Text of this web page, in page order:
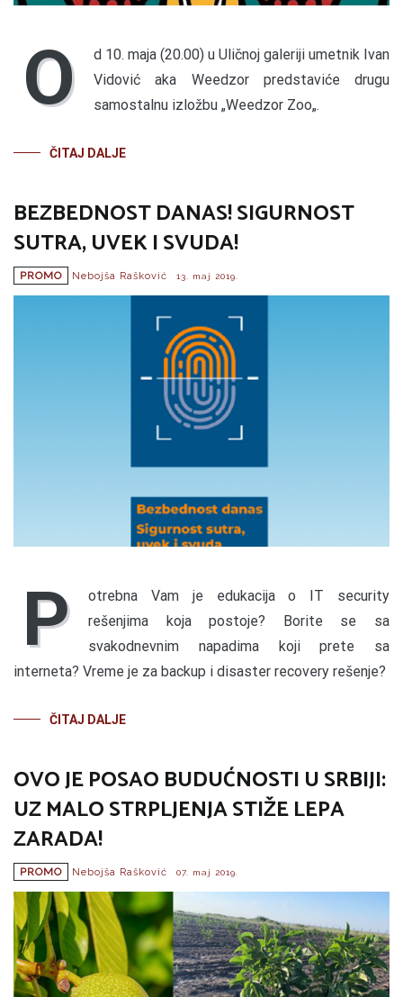
O
d 10. maja (20.00) u Uličnoj galeriji umetnik Ivan
Vidović aka Weedzor predstaviće drugu
samostalnu izložbu „Weedzor Zoo„.
ČITAJ DALJE
BEZBEDNOST DANAS! SIGURNOST
SUTRA, UVEK I SVUDA!
PROMO Nebojša Rašković 13. maj 2019.
P
otrebna Vam je edukacija o IT security
rešenjima koja postoje? Borite se sa
svakodnevnim napadima koji prete sa
interneta? Vreme je za backup i disaster recovery rešenje?
ČITAJ DALJE
OVO JE POSAO BUDUĆNOSTI U SRBIJI:
UZ MALO STRPLJENJA STIŽE LEPA
ZARADA!
PROMO Nebojša Rašković 07. maj 2019.